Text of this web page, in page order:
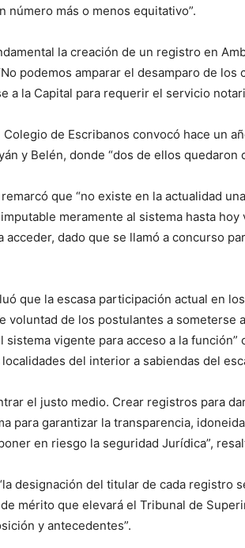
número más o menos equitativo”.
la creación de un registro en
podemos amparar el desamparo de
a la Capital para requerir el servicio
de Escribanos convocó hace un
y Belén, donde “dos de ellos
que “no existe en la actualidad
meramente al sistema hasta hoy
acceder, dado que se llamó a concurso
que la escasa participación actual en
voluntad de los postulantes a someterse
sistema vigente para acceso a la función”
del interior a sabiendas del
el justo medio. Crear registros para
para garantizar la transparencia,
en riesgo la seguridad Jurídica”,
designación del titular de cada registro
mérito que elevará el Tribunal de
y antecedentes”.